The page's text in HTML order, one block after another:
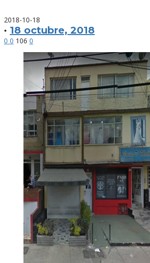
2018-10-18
· 18 octubre, 2018
0 0 106 0